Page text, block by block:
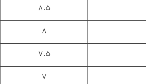
۸.۵
۸
۷.۵
۷